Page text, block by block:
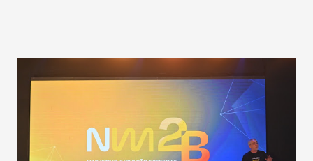
população suspeita e de cuidados com os ambientes
públicos e domiciliares. “Nós não estamos vivendo uma
epidemia comum, como temos em todos os anos, com
aumento de casos de dengue, influenza ou H1N1. Trata-se
de uma epidemia com um vírus diferente, com um poder de